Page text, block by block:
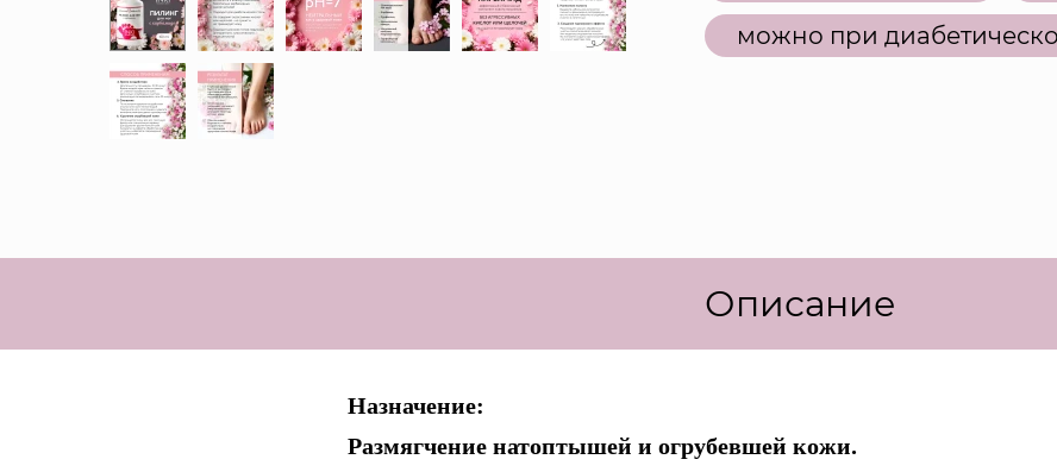
можно при
Описание
Назначение:
Размягчение натоптышей и огрубевшей кожи.